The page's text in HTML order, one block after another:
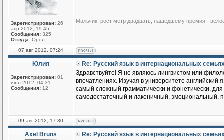
Зарегистрирован: 26
апр 2012, 19:45
Сообщения: 325
Откуда: Орел
Мальчик, рост метр двадцать, нашедшему премия -
07 авг 2012, 07:24
Юлия
Зарегистрирован: 01
июл 2012, 04:31
Сообщения: 12
Re: Русский язык в интернациональных
Здравствуйте! Я не являюсь лингвистом или
впечатлениях. Изучая в университете английский
самый сложный грамматически и фонетически, для
самодостаточный и лаконичный, эмоциональный,
09 авг 2012, 17:30
Axel Bruns
Re: Русский язык в интернациональных